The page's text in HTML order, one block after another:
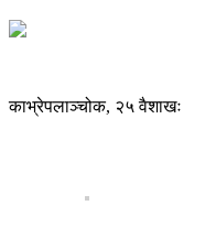
काभ्रेपलाञ्चोक, २५ वैशाखः